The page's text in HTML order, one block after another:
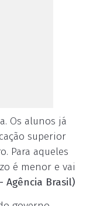
Os alunos já
superior
Para aqueles
é menor e vai
Agência Brasil)